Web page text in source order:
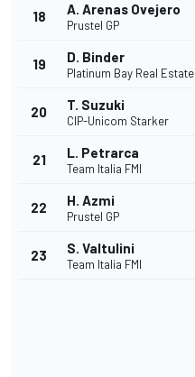
18 A. Arenas Ovejero
Prustel GP
19 D. Binder
Platinum Bay Real Estate
20 T. Suzuki
CIP-Unicom Starker
21 L. Petrarca
Team Italia FMI
22 H. Azmi
Prustel GP
23 S. Valtulini
Team Italia FMI